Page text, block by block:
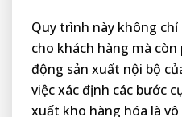
Quy trình này không chỉ
cho khách hàng mà
động sản xuất nội bộ
việc xác định các bước
xuất kho hàng hóa là